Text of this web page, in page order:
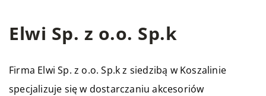
Elwi Sp. z o.o. Sp.k
Firma Elwi Sp. z o.o. Sp.k z siedzibą w Koszalinie
specjalizuje się w dostarczaniu akcesoriów